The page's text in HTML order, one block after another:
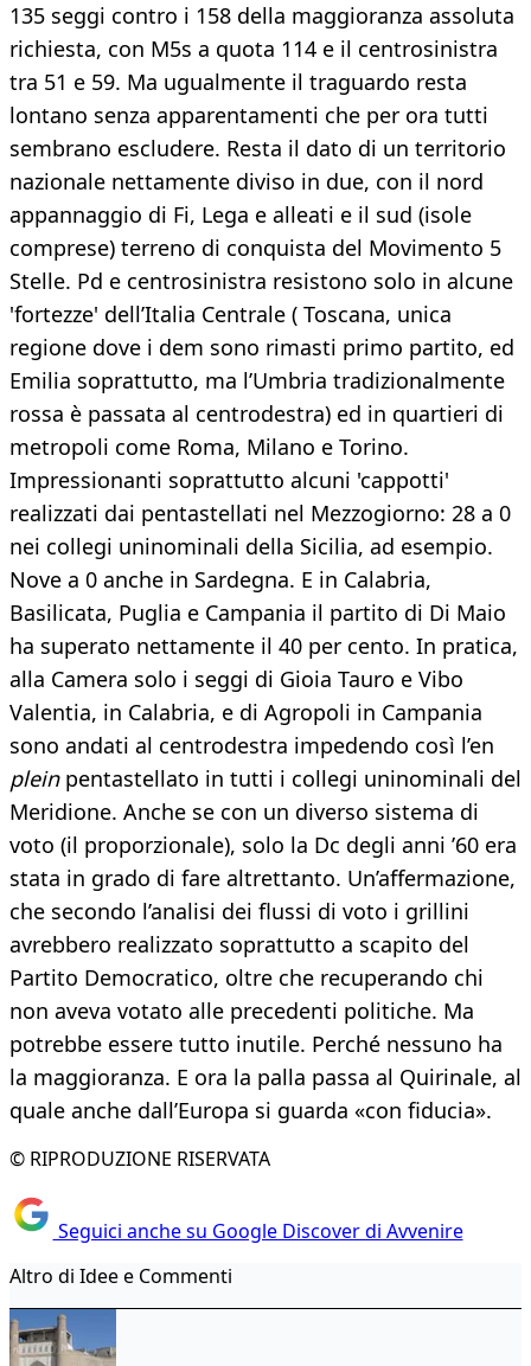
135 seggi contro i 158 della maggioranza assoluta
richiesta, con M5s a quota 114 e il centrosinistra
tra 51 e 59. Ma ugualmente il traguardo resta
lontano senza apparentamenti che per ora tutti
sembrano escludere. Resta il dato di un territorio
nazionale nettamente diviso in due, con il nord
appannaggio di Fi, Lega e alleati e il sud (isole
comprese) terreno di conquista del Movimento 5
Stelle. Pd e centrosinistra resistono solo in alcune
'fortezze' dell’Italia Centrale ( Toscana, unica
regione dove i dem sono rimasti primo partito, ed
Emilia soprattutto, ma l’Umbria tradizionalmente
rossa è passata al centrodestra) ed in quartieri di
metropoli come Roma, Milano e Torino.
Impressionanti soprattutto alcuni 'cappotti'
realizzati dai pentastellati nel Mezzogiorno: 28 a 0
nei collegi uninominali della Sicilia, ad esempio.
Nove a 0 anche in Sardegna. E in Calabria,
Basilicata, Puglia e Campania il partito di Di Maio
ha superato nettamente il 40 per cento. In pratica,
alla Camera solo i seggi di Gioia Tauro e Vibo
Valentia, in Calabria, e di Agropoli in Campania
sono andati al centrodestra impedendo così l’en
pleinpentastellato in tutti i collegi uninominali del
Meridione. Anche se con un diverso sistema di
voto (il proporzionale), solo la Dc degli anni ’60 era
stata in grado di fare altrettanto. Un’affermazione,
che secondo l’analisi dei flussi di voto i grillini
avrebbero realizzato soprattutto a scapito del
Partito Democratico, oltre che recuperando chi
non aveva votato alle precedenti politiche. Ma
potrebbe essere tutto inutile. Perché nessuno ha
la maggioranza. E ora la palla passa al Quirinale, al
quale anche dall’Europa si guarda «con fiducia».
© RIPRODUZIONE RISERVATA
Seguici anche su Google Discover di Avvenire
Altro di Idee e Commenti